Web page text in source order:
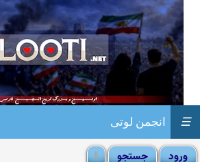
انجمن لوتی ☰